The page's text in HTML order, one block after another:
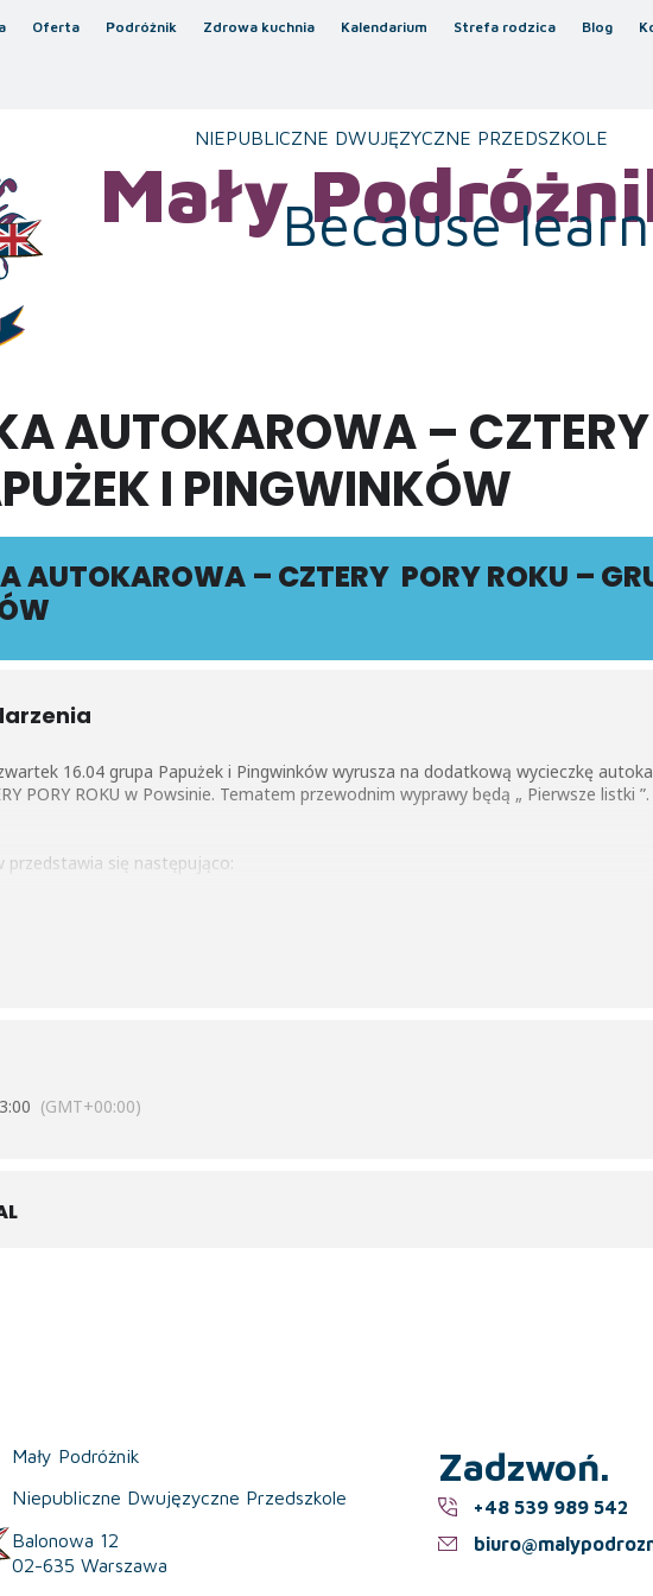
Oferta Podróżnik Zdrowa kuchnia Kalendarium Strefa rodzica Blog
NIEPUBLICZNE DWUJĘZYCZNE PRZEDSZKOLE
MałyBecause
AUTOKAROWA –
I PINGWINKÓW
AUTOKAROWA – CZTERY PORY ROKU –
16.04 grupa Papużek i Pingwinków wyrusza na dodatkową wycieczkę
PORY ROKU w Powsinie. Tematem przewodnim wyprawy
się następująco:
roślin – co sprzyja ich wzrostowi, dlaczego korzenie rosną w dół, a pędy ku
(GMT+00:00)
Mały Podróżnik
Niepubliczne Dwujęzyczne Przedszkole
Balonowa 12
02-635 Warszawa
Zadzwoń.
+48 539 989 542